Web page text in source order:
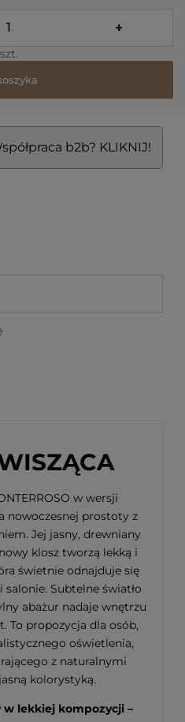
+
szt.
b2b? KLIKNIJ!
w wersji
nowoczesnej prostoty z
Jej jasny, drewniany
klosz tworzą lekką i
świetnie odnajduje się
Subtelne światło
abażur nadaje wnętrzu
To propozycja dla osób,
oświetlenia,
z naturalnymi
kolorystyką.
w lekkiej kompozycji –